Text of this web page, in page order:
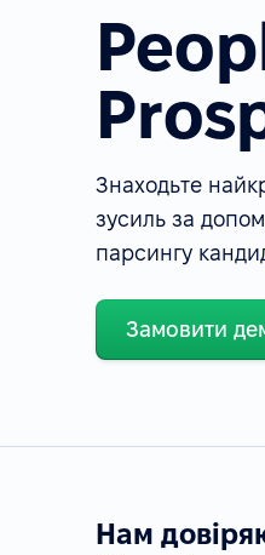
Знаходьте
зусиль за
парсингу
Замовити
Нам